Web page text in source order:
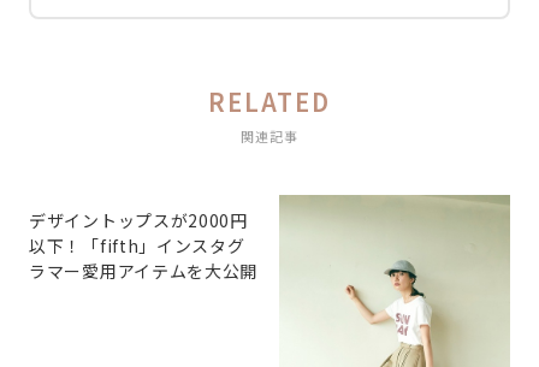
RELATED
関連記事
デザイントップスが2000円
以下！「fifth」インスタグ
ラマー愛用アイテムを大公開